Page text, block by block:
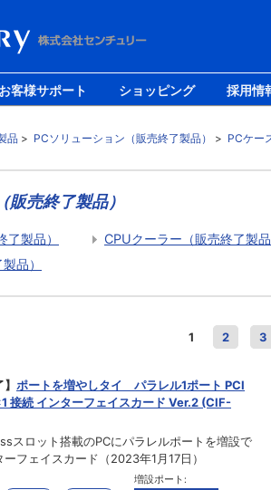
お客様サポート ショッピング 採用情
品 > PCソリューション（販売終了製品） > PCケー
売終了製品）
製品） CPUクーラー（販売終了製品
品）
1 2 3
ポートを増やしタイ パラレル1ポート PCI
接続 インターフェイスカード Ver.2 (CIF-
スロット搭載のPCにパラレルポートを増設で
ーフェイスカード（2023年1月17日）
増設ポート: